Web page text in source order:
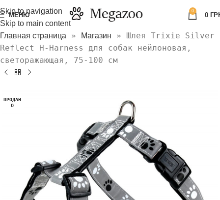
Skip to navigation
Skip to main content
МЕНЮ
0
0
Главная страница » Магазин » Шлея Trixie Silver
Reflect H-Harness для собак нейлоновая,
светоражающая, 75-100 см
ПРОДАН
О